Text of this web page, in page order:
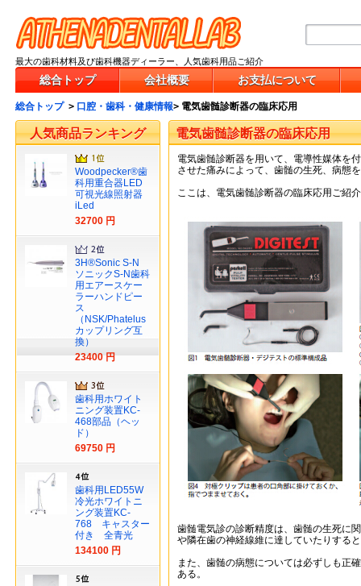
最大の歯科材料及び歯科機器ディーラー、人気歯科用品ご紹介
総合トップ 会社概要 お支払について
総合トップ > 口腔・歯科・健康情報> 電気歯髄診断器の臨床応用
電気歯髄診断器の臨床応用
電気歯髄診断器を用いて、電導性媒体を
させた痛みによって、歯髄の生死、病態
ここは、電気歯髄診断器の臨床応用ご紹
歯髄電気診の診断精度は、歯髄の生死に
や隣在歯の神経線維に達していたりする
また、歯髄の病態については必ずしも正
ある。
人気商品ランキング
Woodpecker®歯
科用重合器LED
可視光線照射器
iLed
32700 円
3H®Sonic S-N
ソニックS-N歯科
用エアースケー
ラーハンドピー
ス
（NSK/Phatelus
カップリング互
換）
23400 円
歯科用ホワイト
ニング装置KC-
468部品（ヘッ
ド）
69750 円
歯科用LED55W
冷光ホワイトニ
ング装置KC-
768 キャスター
付き 全青光
134100 円